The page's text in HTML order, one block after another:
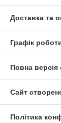
Доставка та
Графік
Повна версія
Сайт
Політика